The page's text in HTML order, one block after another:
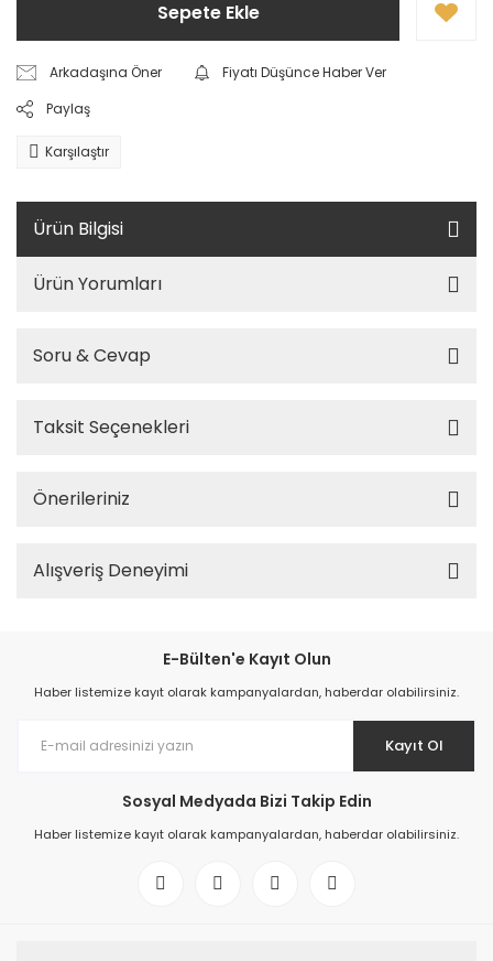
Sepete Ekle
Arkadaşına Öner
Fiyatı Düşünce Haber Ver
Paylaş
Karşılaştır
Ürün Bilgisi
Ürün Yorumları
Soru & Cevap
Taksit Seçenekleri
Önerileriniz
Alışveriş Deneyimi
E-Bülten'e Kayıt Olun
Haber listemize kayıt olarak kampanyalardan, haberdar olabilirsiniz.
Kayıt Ol
Sosyal Medyada Bizi Takip Edin
Haber listemize kayıt olarak kampanyalardan, haberdar olabilirsiniz.